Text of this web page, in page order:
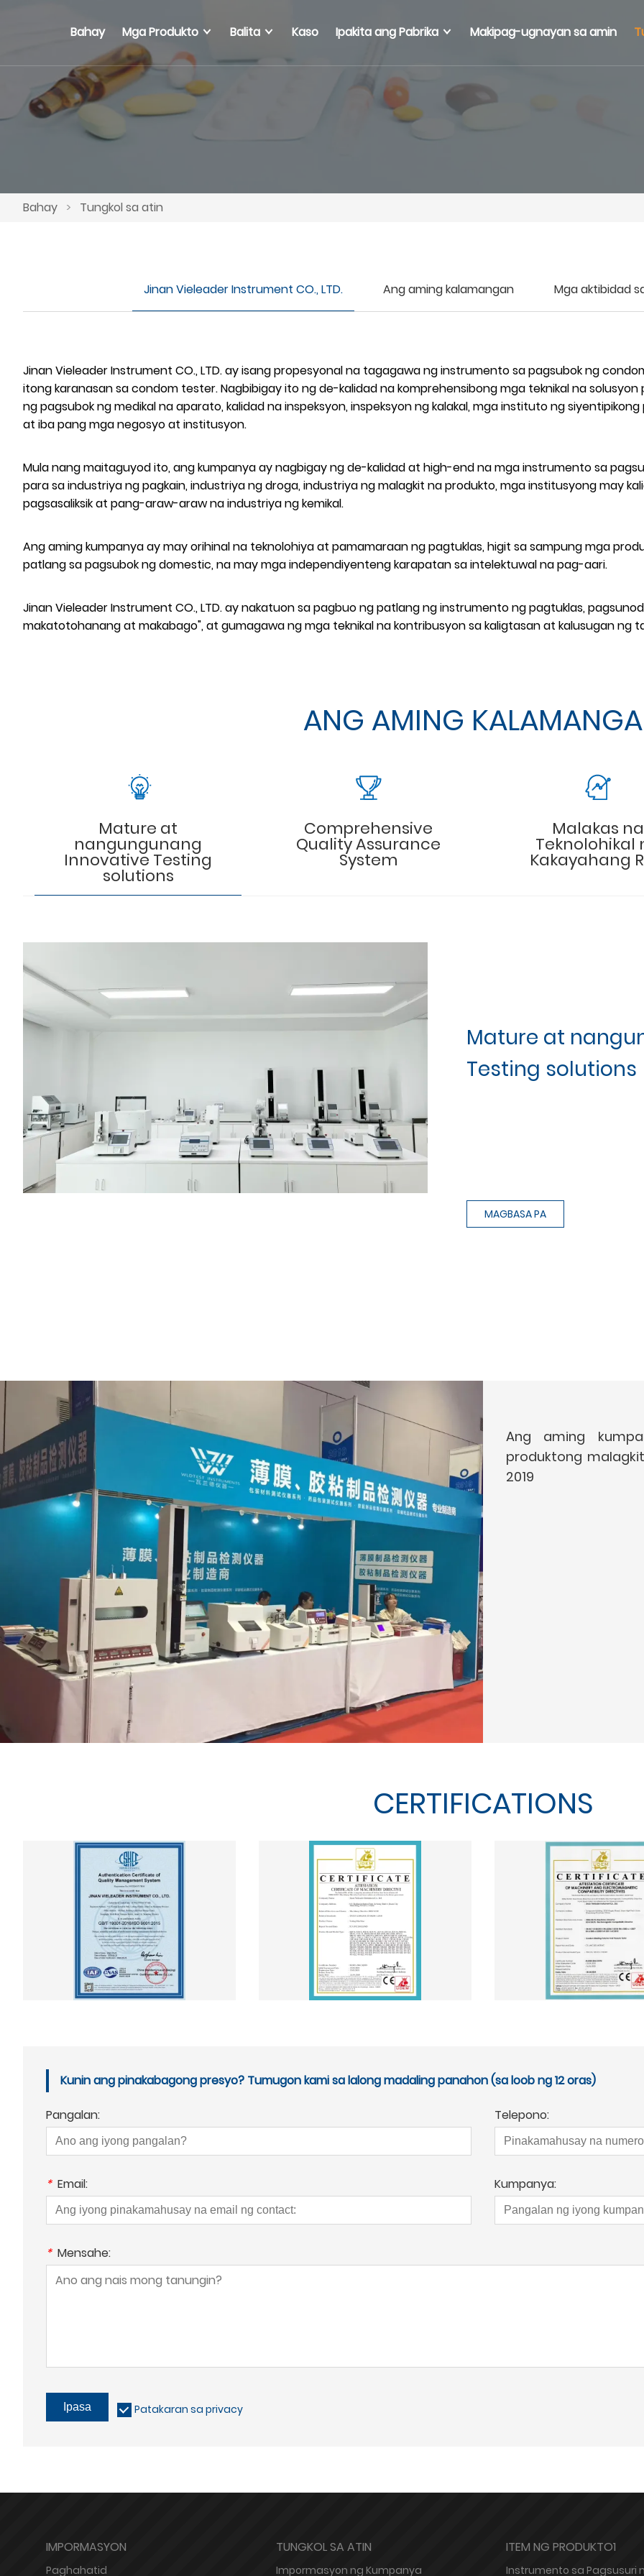
Bahay Mga Produkto Balita Kaso Ipakita ang Pabrika Makipag-ugnayan sa amin
Bahay > Tungkol sa atin
Jinan Vieleader Instrument CO., LTD. Ang aming kalamangan Mga aktibidad
Jinan Vieleader Instrument CO., LTD. ay isang propesyonal na tagagawa ng instrumento sa pagsubok ng
itong karanasan sa condom tester. Nagbibigay ito ng de-kalidad na komprehensibong mga teknikal na
ng pagsubok ng medikal na aparato, kalidad na inspeksyon, inspeksyon ng kalakal, mga instituto ng
at iba pang mga negosyo at institusyon.
Mula nang maitaguyod ito, ang kumpanya ay nagbigay ng de-kalidad at high-end na mga instrumento sa
para sa industriya ng pagkain, industriya ng droga, industriya ng malagkit na produkto, mga institusyong may
pagsasaliksik at pang-araw-araw na industriya ng kemikal.
Ang aming kumpanya ay may orihinal na teknolohiya at pamamaraan ng pagtuklas, higit sa sampung mga
patlang sa pagsubok ng domestic, na may mga independiyenteng karapatan sa intelektuwal na pag-aari.
Jinan Vieleader Instrument CO., LTD. ay nakatuon sa pagbuo ng patlang ng instrumento ng pagtuklas,
makatotohanang at makabago", at gumagawa ng mga teknikal na kontribusyon sa kaligtasan at kalusugan ng
ANG AMING
Mature at
nangungunang
Innovative Testing
solutions
Comprehensive
Quality Assurance
System
Malakas na
Teknolohikal
Kakayahang
Mature at
Testing solutions
MAGBASA PA
Ang aming
produktong
2019
CERTIFICATIONS
Kunin ang pinakabagong presyo? Tumugon kami sa lalong madaling panahon (sa loob ng 12 oras)
Pangalan: Telepono:
* Email: Kumpanya:
* Mensahe:
Ipasa Patakaran sa privacy
IMPORMASYON
Paghahatid
TUNGKOL SA ATIN
Impormasyon ng Kumpanya
ITEM NG PRODUKTO1
Instrumento sa Pagsusuri